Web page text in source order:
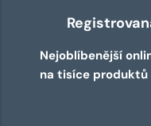
Nejoblíbenější
na tisíce produktů